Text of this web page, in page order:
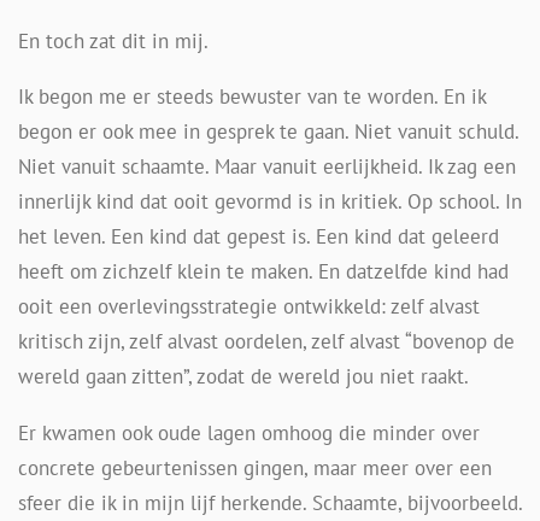
En toch zat dit in mij.
Ik begon me er steeds bewuster van te worden. En ik
begon er ook mee in gesprek te gaan. Niet vanuit schuld.
Niet vanuit schaamte. Maar vanuit eerlijkheid. Ik zag een
innerlijk kind dat ooit gevormd is in kritiek. Op school. In
het leven. Een kind dat gepest is. Een kind dat geleerd
heeft om zichzelf klein te maken. En datzelfde kind had
ooit een overlevingsstrategie ontwikkeld: zelf alvast
kritisch zijn, zelf alvast oordelen, zelf alvast “bovenop de
wereld gaan zitten”, zodat de wereld jou niet raakt.
Er kwamen ook oude lagen omhoog die minder over
concrete gebeurtenissen gingen, maar meer over een
sfeer die ik in mijn lijf herkende. Schaamte, bijvoorbeeld.